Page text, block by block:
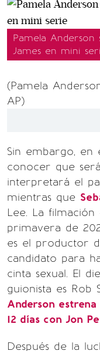
Pamela
James en mini
(Pamela
AP)
Sin embargo, en
conocer que
interpretará el
mientras que
Lee. La
primavera de
es el productor
candidato para
cinta sexual. El
guionista es Rob
Anderson
12 días con Jon
Después de la